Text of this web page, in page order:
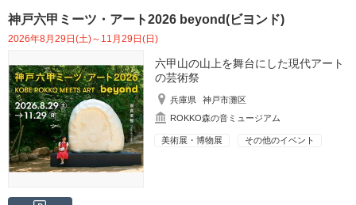
神戸六甲ミーツ・アート2026 beyond(ビヨンド)
2026年8月29日(土)～11月29日(日)
六甲山の山上を舞台にした現代アート
の芸術祭
兵庫県
神戸市灘区
ROKKO森の音ミュージアム
美術展・博物展 その他のイベント